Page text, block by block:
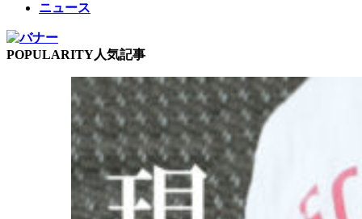
ニュース
POPULARITY人気記事